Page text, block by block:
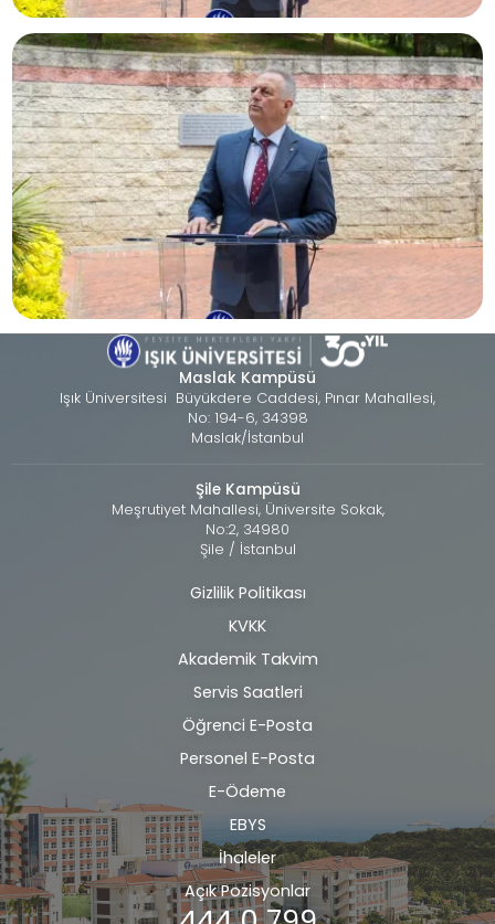
Maslak Kampüsü
Işık Üniversitesi Büyükdere Caddesi, Pınar Mahallesi,
No: 194-6, 34398
Maslak/İstanbul
Şile Kampüsü
Meşrutiyet Mahallesi, Üniversite Sokak,
No:2, 34980
Şile / İstanbul
Alt
bilgi
Gizlilik Politikası
KVKK
Akademik Takvim
Servis Saatleri
Öğrenci E-Posta
Personel E-Posta
E-Ödeme
EBYS
İhaleler
Açık Pozisyonlar